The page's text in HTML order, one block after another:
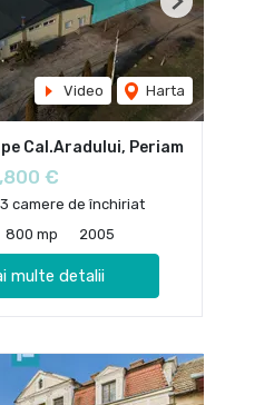
Video Harta
Next
Cal.Aradului, Periam
€
camere de închiriat
800 mp 2005
multe detalii